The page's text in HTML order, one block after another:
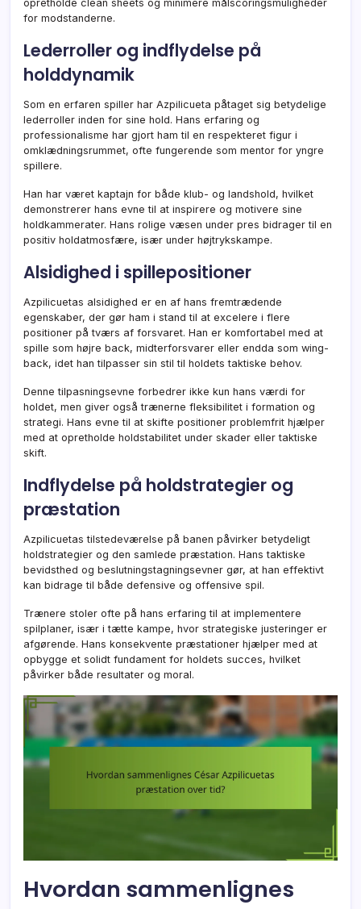
opretholde clean sheets og minimere målscoringsmuligheder
for modstanderne.
Lederroller og indflydelse på
holddynamik
Som en erfaren spiller har Azpilicueta påtaget sig betydelige
lederroller inden for sine hold. Hans erfaring og
professionalisme har gjort ham til en respekteret figur i
omklædningsrummet, ofte fungerende som mentor for yngre
spillere.
Han har været kaptajn for både klub- og landshold, hvilket
demonstrerer hans evne til at inspirere og motivere sine
holdkammerater. Hans rolige væsen under pres bidrager til en
positiv holdatmosfære, især under højtrykskampe.
Alsidighed i spillepositioner
Azpilicuetas alsidighed er en af hans fremtrædende
egenskaber, der gør ham i stand til at excelere i flere
positioner på tværs af forsvaret. Han er komfortabel med at
spille som højre back, midterforsvarer eller endda som wing-
back, idet han tilpasser sin stil til holdets taktiske behov.
Denne tilpasningsevne forbedrer ikke kun hans værdi for
holdet, men giver også trænerne fleksibilitet i formation og
strategi. Hans evne til at skifte positioner problemfrit hjælper
med at opretholde holdstabilitet under skader eller taktiske
skift.
Indflydelse på holdstrategier og
præstation
Azpilicuetas tilstedeværelse på banen påvirker betydeligt
holdstrategier og den samlede præstation. Hans taktiske
bevidsthed og beslutningstagningsevner gør, at han effektivt
kan bidrage til både defensive og offensive spil.
Trænere stoler ofte på hans erfaring til at implementere
spilplaner, især i tætte kampe, hvor strategiske justeringer er
afgørende. Hans konsekvente præstationer hjælper med at
opbygge et solidt fundament for holdets succes, hvilket
påvirker både resultater og moral.
Hvordan sammenlignes